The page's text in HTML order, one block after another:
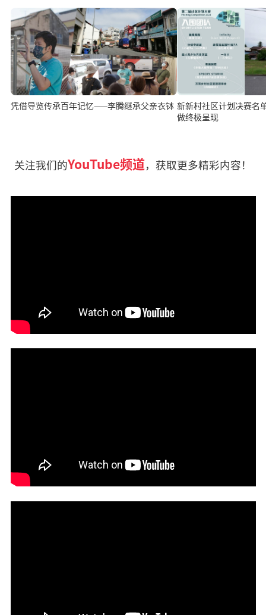
凭借导览传承百年记忆——李腾继承父亲衣钵 新新村社区计划决赛名单出炉 9团
做终极呈现
关注我们的YouTube频道，获取更多精彩内容！